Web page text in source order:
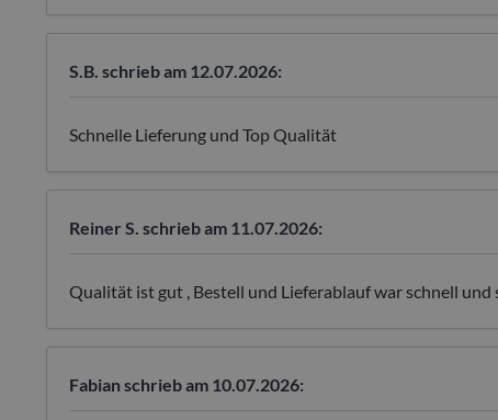
S.B. schrieb am 12.07.2026:
Schnelle Lieferung und Top Qualität
Reiner S. schrieb am 11.07.2026:
Qualität ist gut , Bestell und Lieferablauf war schnell und
Fabian schrieb am 10.07.2026: